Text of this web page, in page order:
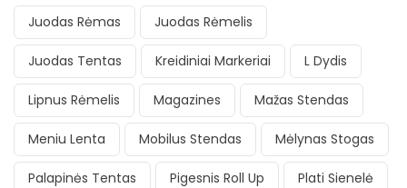
Juodas Rėmas Juodas Rėmelis
Juodas Tentas Kreidiniai Markeriai L Dydis
Lipnus Rėmelis Magazines Mažas Stendas
Meniu Lenta Mobilus Stendas Mėlynas Stogas
Palapinės Tentas Pigesnis Roll Up Plati Sienelė